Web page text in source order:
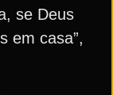
se Deus
em casa”,